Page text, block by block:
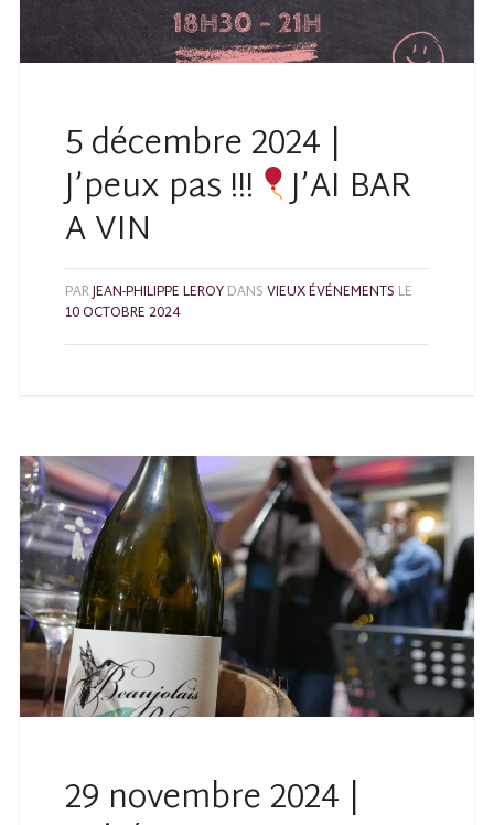
5 décembre 2024 |
J’peux pas !!! J’AI BAR
A VIN
PARJEAN-PHILIPPE LEROYDANSVIEUX ÉVÉNEMENTS LE
10 OCTOBRE 2024
29 novembre 2024 |